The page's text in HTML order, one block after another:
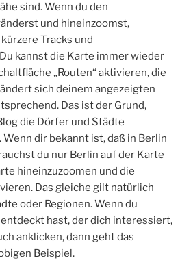
sind. Wenn du den
und hineinzoomst,
Tracks und
kannst die Karte immer wieder
„Routen“ aktivieren, die
sich deinem angezeigten
Das ist der Grund,
die Dörfer und Städte
dir bekannt ist, daß in Berlin
du nur Berlin auf der Karte
hineinzuzoomen und die
Das gleiche gilt natürlich
oder Regionen. Wenn du
hast, der dich interessiert,
anklicken, dann geht das
Beispiel.